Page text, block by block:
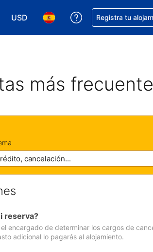
USD
Elegir tu moneda. Tu moneda actual
Elegir el idioma que
Obtener ayuda
Registra tu
más
reserva?
el encargado de determinar los cargos de
adicional lo pagarás al alojamiento.